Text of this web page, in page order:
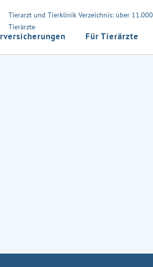
Tierarzt und Tierklinik Verzeichnis: über 11.000
Tierärzte
Für Tierärzte